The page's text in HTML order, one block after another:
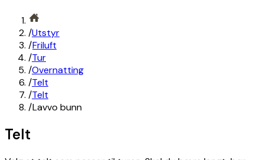
/Utstyr
/Friluft
/Tur
/Overnatting
/Telt
/Telt
/Lavvo bunn
Telt